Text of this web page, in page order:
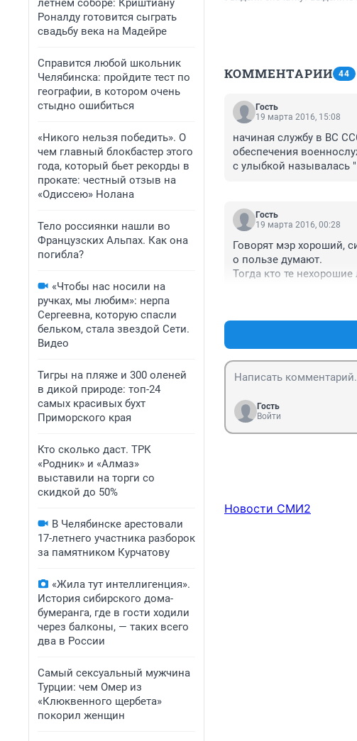
летнем соборе: Криштиану
Роналду готовится сыграть
свадьбу века на Мадейре
Справится любой школьник
Челябинска: пройдите тест по
географии, в котором очень
стыдно ошибиться
«Никого нельзя победить». О
чем главный блокбастер этого
года, который бьет рекорды в
прокате: честный отзыв на
«Одиссею» Нолана
Тело россиянки нашли во
Французских Альпах. Как она
погибла?
«Чтобы нас носили на
ручках, мы любим»: нерпа
Сергеевна, которую спасли
бельком, стала звездой Сети.
Видео
Тигры на пляже и 300 оленей
в дикой природе: топ-24
самых красивых бухт
Приморского края
Кто сколько даст. ТРК
«Родник» и «Алмаз»
выставили на торги со
скидкой до 50%
В Челябинске арестовали
17-летнего участника разборок
за памятником Курчатову
«Жила тут интеллигенция».
История сибирского дома-
бумеранга, где в гости ходили
через балконы, — таких всего
два в России
Самый сексуальный мужчина
Турции: чем Омер из
«Клюквенного щербета»
покорил женщин
КОММЕНТАРИИ 44
Гость
19 марта 2016, 15:08
начиная службу в ВС
обеспечения
с улыбкой называлась
Гость
19 марта 2016, 00:28
Говорят мэр хороший,
о пользе думают.
Тогда кто те
Гость
Войти
Новости СМИ2